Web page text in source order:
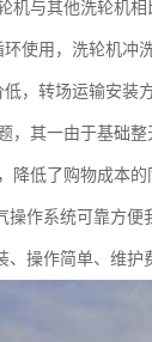
机与其他洗轮机相
环使用，洗轮机冲
低，转场运输安装
，其一由于基础
降低了购物成本
操作系统可靠方便
、操作简单、维护